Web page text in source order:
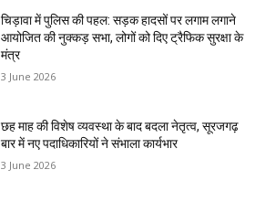
चिड़ावा में पुलिस की पहल: सड़क हादसों पर लगाम लगाने
आयोजित की नुक्कड़ सभा, लोगों को दिए ट्रैफिक सुरक्षा के
मंत्र
3 June 2026
छह माह की विशेष व्यवस्था के बाद बदला नेतृत्व, सूरजगढ़
बार में नए पदाधिकारियों ने संभाला कार्यभार
3 June 2026